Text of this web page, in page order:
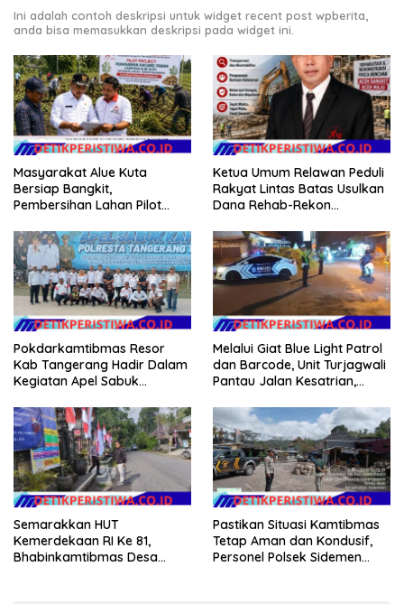
Ini adalah contoh deskripsi untuk widget recent post wpberita,
anda bisa memasukkan deskripsi pada widget ini.
Masyarakat Alue Kuta
Bersiap Bangkit,
Pembersihan Lahan Pilot
Tanah Dimulai Sabtu
Ketua Umum Relawan Peduli
Rakyat Lintas Batas Usulkan
Dana Rehab-Rekon
Dikelola Langsung
Pemerintah Pusat
Pokdarkamtibmas Resor
Kab Tangerang Hadir Dalam
Kegiatan Apel Sabuk
Tangerang Tahun 2026
Melalui Giat Blue Light Patrol
dan Barcode, Unit Turjagwali
Pantau Jalan Kesatrian,
Semarakkan HUT
Kemerdekaan RI Ke 81,
Bhabinkamtibmas Desa
Pastikan Situasi Kamtibmas
Tetap Aman dan Kondusif,
Personel Polsek Sidemen